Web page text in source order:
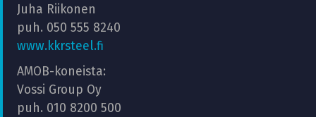
Juha Riikonen
puh. 050 555 8240
www.kkrsteel.fi
AMOB-koneista:
Vossi Group Oy
puh. 010 8200 500